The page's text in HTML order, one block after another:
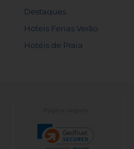
Destaques
Hoteis Ferias Verão
Hotéis de Praia